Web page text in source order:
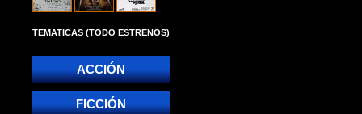
TEMATICAS (TODO ESTRENOS)
ACCIÓN
FICCIÓN